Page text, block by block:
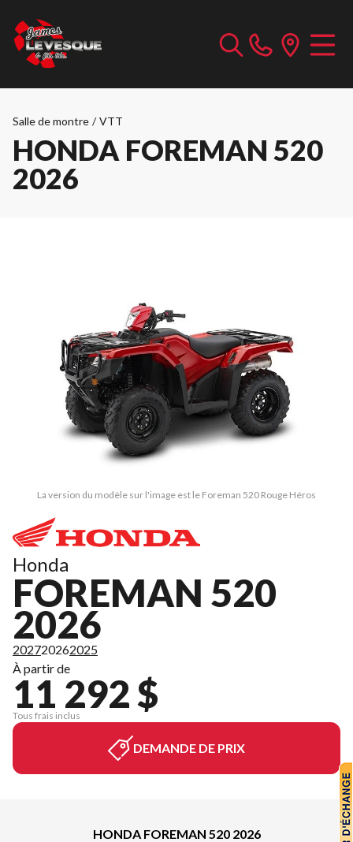
Salle de montre / VTT
HONDA FOREMAN 520
2026
La version du modèle sur l'image est le Foreman 520 Rouge Héros
Honda
FOREMAN 520
2026
202720262025
À partir de
11 292 $
Tous frais inclus
DEMANDE DE PRIX
HONDA FOREMAN 520 2026